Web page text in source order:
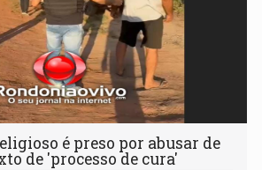
é preso por abusar de
de 'processo de cura'